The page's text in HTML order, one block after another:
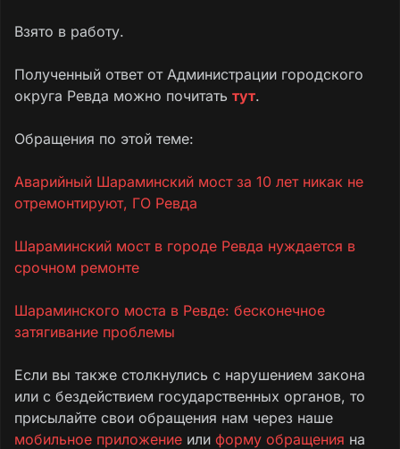
Взято в работу.
Полученный ответ от Администрации городского
округа Ревда можно почитать тут.
Обращения по этой теме:
Аварийный Шараминский мост за 10 лет никак не
отремонтируют, ГО Ревда
Шараминский мост в городе Ревда нуждается в
срочном ремонте
Шараминского моста в Ревде: бесконечное
затягивание проблемы
Если вы также столкнулись с нарушением закона
или с бездействием государственных органов, то
присылайте свои обращения нам через наше
мобильное приложение или форму обращения на